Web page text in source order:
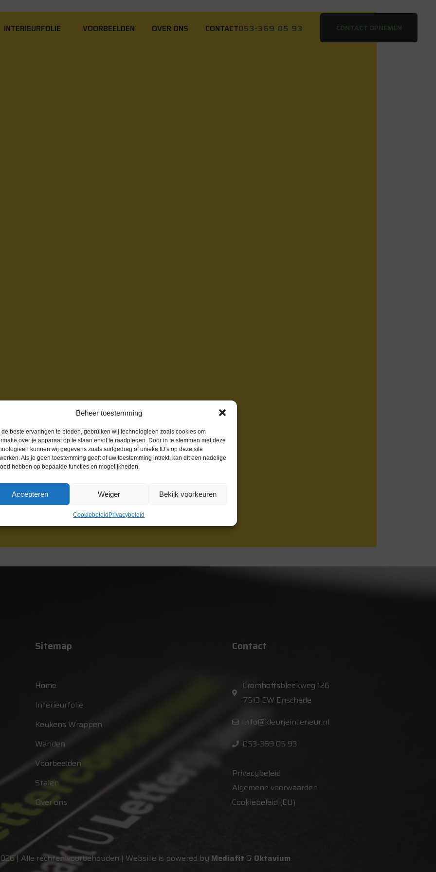
Beheer toestemming
de beste ervaringen te bieden, gebruiken wij technologieën zoals cookies om
over je apparaat op te slaan en/of te raadplegen. Door in te stemmen met deze
kunnen wij gegevens zoals surfgedrag of unieke ID's op deze site
Als je geen toestemming geeft of uw toestemming intrekt, kan dit een nadelige
hebben op bepaalde functies en mogelijkheden.
Accepteren Weiger Bekijk voorkeuren
Cookiebeleid Privacybeleid
INTERIEURFOLIE VOORBEELDEN OVER ONS CONTACT053-369 05 93 CONTACT OPNEMEN
Sitemap
Home
Interieurfolie
Keukens Wrappen
Wanden
Voorbeelden
Stalen
Over ons
Contact
Cromhoffsbleekweg 126
7513 EW Enschede
info@kleurjeinterieur.nl
053-369 05 93
Privacybeleid
Algemene voorwaarden
Cookiebeleid (EU)
| Alle rechten voorbehouden | Website is powered by Mediafit & Oktavium